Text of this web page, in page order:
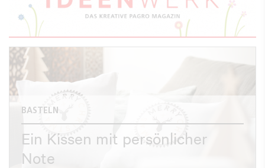
BASTELN
Ein Kissen mit persönlicher
Note